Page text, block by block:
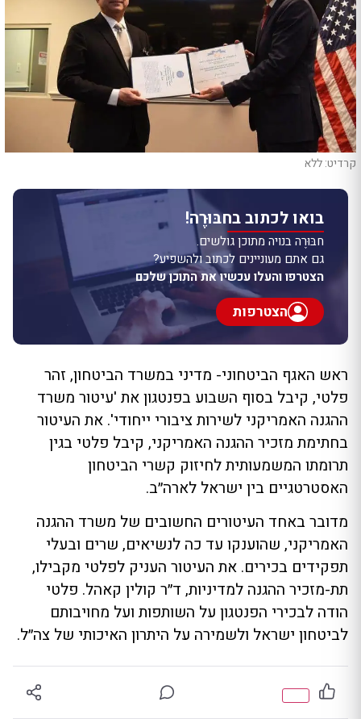
קרדיט: ללא
בואו לכתוב בחבּוּרֶה!
חבּוּרֶה בנויה מתוכן גולשים.
גם אתם מעוניינים לכתוב ולהשפיע?
הצטרפו והעלו עכשיו את התוכן שלכם
הצטרפות
ראש האגף הביטחוני- מדיני במשרד הביטחון, זהר
פלטי, קיבל בסוף השבוע בפנטגון את 'עיטור משרד
ההגנה האמריקני לשירות ציבורי ייחודי'. את העיטור
בחתימת מזכיר ההגנה האמריקני, קיבל פלטי בגין
תרומתו המשמעותית לחיזוק קשרי הביטחון
האסטרטגיים בין ישראל לארה״ב.
מדובר באחד העיטורים החשובים של משרד ההגנה
האמריקני, שהוענקו עד כה לנשיאים, שרים ובעלי
תפקידים בכירים. את העיטור העניק לפלטי מקבילו,
תת-מזכיר ההגנה למדיניות, ד״ר קולין קאהל. פלטי
הודה לבכירי הפנטגון על השותפות ועל מחויבותם
לביטחון ישראל ולשמירה על היתרון האיכותי של צה״ל.